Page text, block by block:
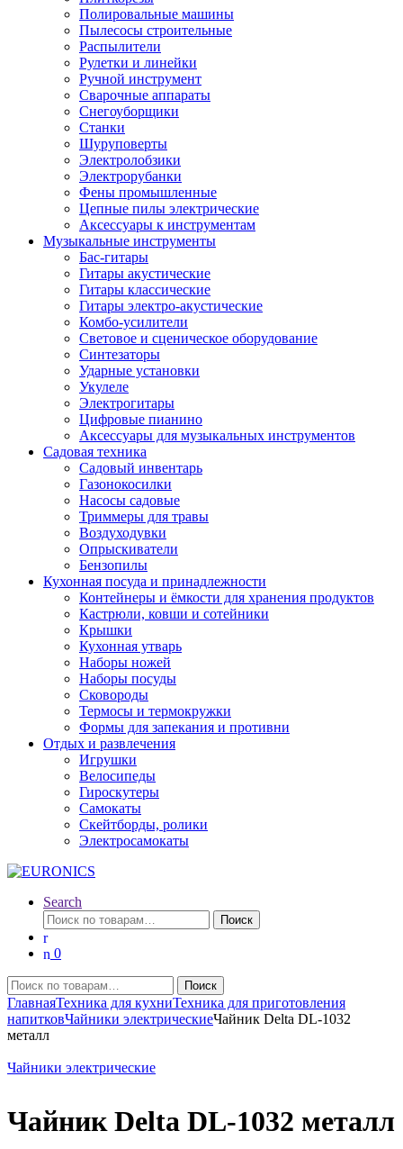
Полировальные машины
Пылесосы строительные
Распылители
Рулетки и линейки
Ручной инструмент
Сварочные аппараты
Снегоуборщики
Станки
Шуруповерты
Электролобзики
Электрорубанки
Фены промышленные
Цепные пилы электрические
Аксессуары к инструментам
Музыкальные инструменты
Бас-гитары
Гитары акустические
Гитары классические
Гитары электро-акустические
Комбо-усилители
Световое и сценическое оборудование
Синтезаторы
Ударные установки
Укулеле
Электрогитары
Цифровые пианино
Аксессуары для музыкальных инструментов
Садовая техника
Садовый инвентарь
Газонокосилки
Насосы садовые
Триммеры для травы
Воздуходувки
Опрыскиватели
Бензопилы
Кухонная посуда и принадлежности
Контейнеры и ёмкости для хранения продуктов
Кастрюли, ковши и сотейники
Крышки
Кухонная утварь
Наборы ножей
Наборы посуды
Сковороды
Термосы и термокружки
Формы для запекания и противни
Отдых и развлечения
Игрушки
Велосипеды
Гироскутеры
Самокаты
Скейтборды, ролики
Электросамокаты
Search
Искать:
Поиск
0
Искать:
Поиск
ГлавнаяТехника для кухниТехника для приготовления
напитковЧайники электрическиеЧайник Delta DL-1032
металл
Чайники электрические
Чайник Delta DL-1032 металл